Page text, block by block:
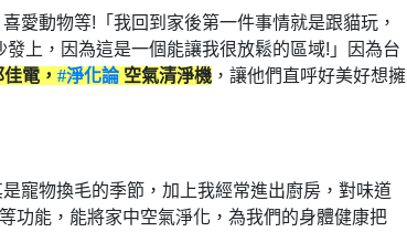
愛動物等!「我回到家後第一件事情就是跟貓玩，
上，因為這是一個能讓我很放鬆的區域!」因為台
電， #淨化論 空氣清淨機 ，讓他們直呼好美好想擁
是寵物換毛的季節，加上我經常進出廚房，對味道
等功能，能將家中空氣淨化，為我們的身體健康把